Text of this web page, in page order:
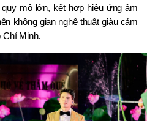
mô lớn, kết hợp hiệu ứng âm
không gian nghệ thuật giàu cảm
Chí Minh.